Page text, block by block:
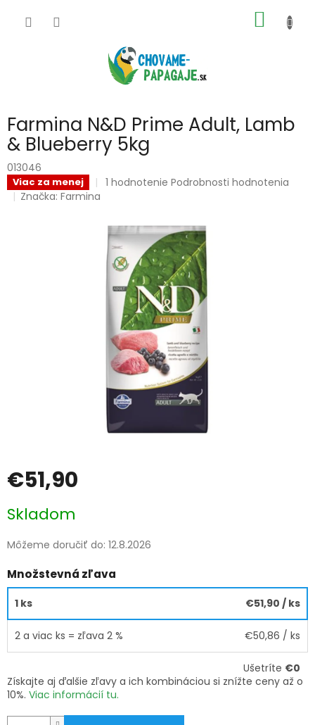
KOŠÍK
Farmina N&D Prime Adult, Lamb
& Blueberry 5kg
013046
Viac za menej
Priemerné
5,0
z
5
hviezdičiek.
1 hodnotenie Podrobnosti hodnotenia
Značka:Farmina
€51,90
cena:
Skladom
Môžeme doručiť do: 12.8.2026
Množstevná zľava
1 ks €51,90 / ks
2 a viac ks = zľava 2 % €50,86 / ks
Ušetríte €0
Získajte aj ďalšie zľavy a ich kombináciou si znížte ceny až o
10%. Viac informácií tu.